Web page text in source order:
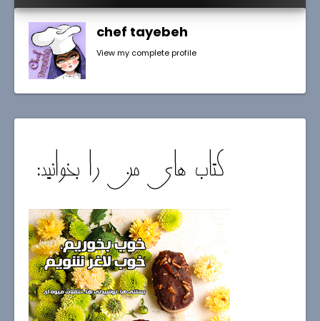
chef tayebeh
View my complete profile